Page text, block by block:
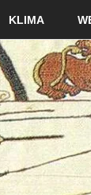
KLIMA